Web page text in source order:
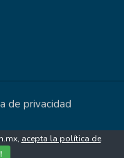
de privacidad
acepta la política de